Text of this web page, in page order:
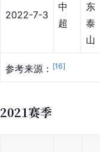
2022-7-3
中
超
东
泰
山
参考来源： [16]
2021赛季